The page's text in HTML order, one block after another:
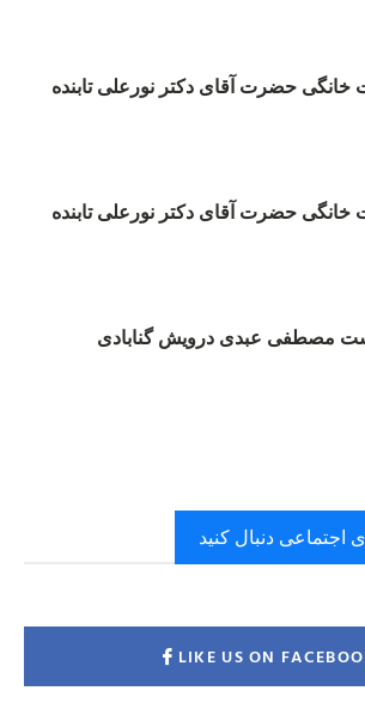
خانگی حضرت آقای دکتر نورعلی تابنده
خانگی حضرت آقای دکتر نورعلی تابنده
مصطفی عبدی درویش گنابادی
اجتماعی دنبال کنید
LIKE US ON